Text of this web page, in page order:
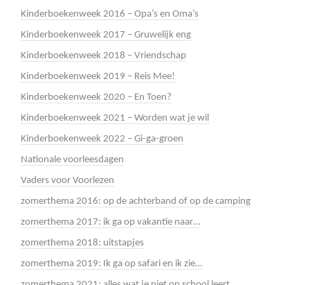
Kinderboekenweek 2016 – Opa’s en Oma’s
Kinderboekenweek 2017 – Gruwelijk eng
Kinderboekenweek 2018 – Vriendschap
Kinderboekenweek 2019 – Reis Mee!
Kinderboekenweek 2020 – En Toen?
Kinderboekenweek 2021 – Worden wat je wil
Kinderboekenweek 2022 – Gi-ga-groen
Nationale voorleesdagen
Vaders voor Voorlezen
zomerthema 2016: op de achterband of op de camping
zomerthema 2017: ik ga op vakantie naar…
zomerthema 2018: uitstapjes
zomerthema 2019: Ik ga op safari en ik zie…